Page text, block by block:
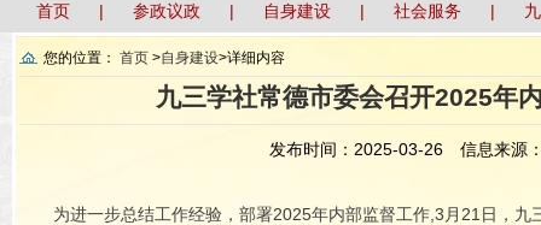
首页 参政议政 自身建设 社会服务
您的位置： 首页 >自身建设>详细内容
九三学社常德市委会召开2025年
发布时间：2025-03-26 信息来源
为进一步总结工作经验，部署2025年内部监督工作,3月21日，